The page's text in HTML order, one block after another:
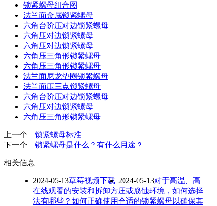
锁紧螺母组合图
法兰面金属锁紧螺母
六角台阶压对边锁紧螺母
六角压对边锁紧螺母
六角压对边锁紧螺母
六角压三角形锁紧螺母
六角压三角形锁紧螺母
法兰面尼龙垫圈锁紧螺母
法兰面压三点锁紧螺母
六角台阶压对边锁紧螺母
六角压对边锁紧螺母
六角压三角形锁紧螺母
上一个： 锁紧螺母标准
下一个： 锁紧螺母是什么？有什么用途？
相关信息
2024-05-13草莓视频下载
在线观看的安装和拆卸方
法有哪些？如何正确使用
2024-05-13对于高温、高
压或腐蚀环境，如何选择
合适的锁紧螺母以确保其